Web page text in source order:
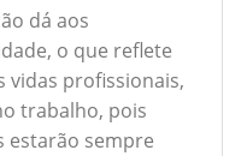
dá aos
o que reflete
vidas profissionais,
trabalho, pois
estarão sempre